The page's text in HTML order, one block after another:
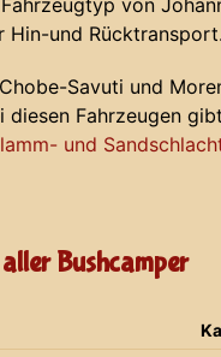
von
Hin-und Rücktransport.
Savuti und
diesen Fahrzeugen
und
Bushcamper